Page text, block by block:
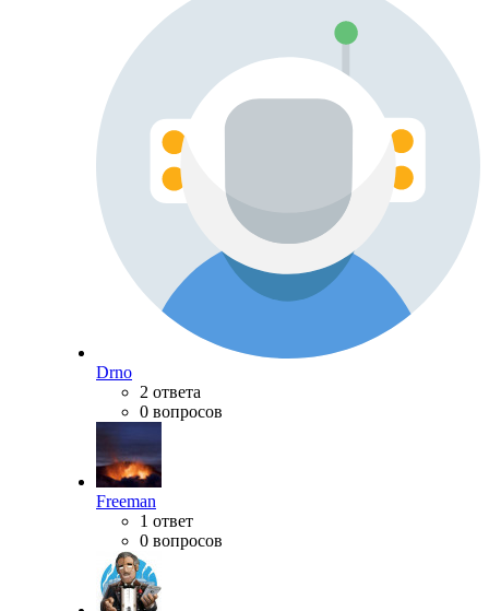
Drno
2 ответа
0 вопросов
Freeman
1 ответ
0 вопросов